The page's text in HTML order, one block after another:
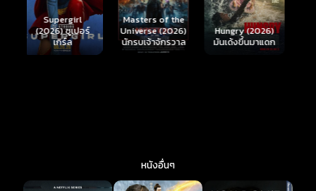
Masters of the
Universe (2026)
นักรบเจ้าจักรวาล
Hungry (2026)
มันเด้งขึ้นมาแดก
Ready or Not 2:
Here I Come
(2026) เกมพร้อม
ตาย 2
หนังอื่นๆ